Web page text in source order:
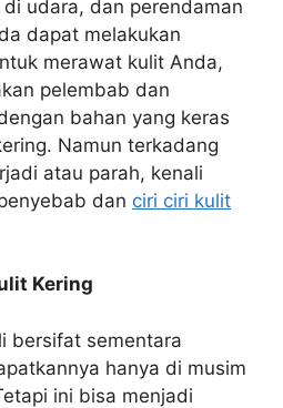
udara, dan perendaman
dapat melakukan
merawat kulit Anda,
pelembab dan
bahan yang keras
Namun terkadang
atau parah, kenali
dan ciri ciri kulit
Kering
bersifat sementara
hanya di musim
ini bisa menjadi